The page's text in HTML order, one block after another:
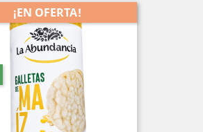
¡EN OFERTA!